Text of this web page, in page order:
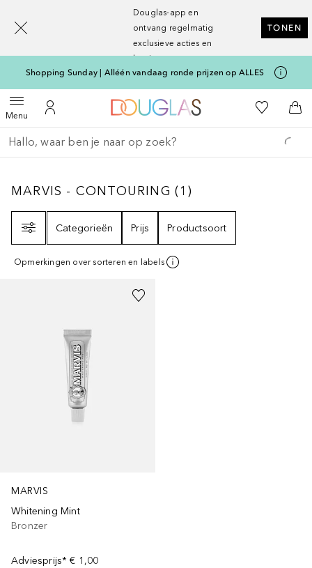
Douglas-app en
ontvang regelmatig
exclusieve acties en
kortingen
TONEN
Shopping Sunday | Alléén vandaag ronde prijzen op ALLES
MenuOpen menuNaar Mijn Account
Naar Douglas Home
Naar Mijn
Ga terug
Zoekopdracht uitvoeren
MARVIS - CONTOURING 1
MARVIS - CONTOURING (1 )
Categorieën
Prijs Productsoort
Opmerkingen over sorteren en labels
MARVIS
Whitening Mint
Bronzer
Adviesprijs* € 1,00
[navigation.slideout.screenreader]